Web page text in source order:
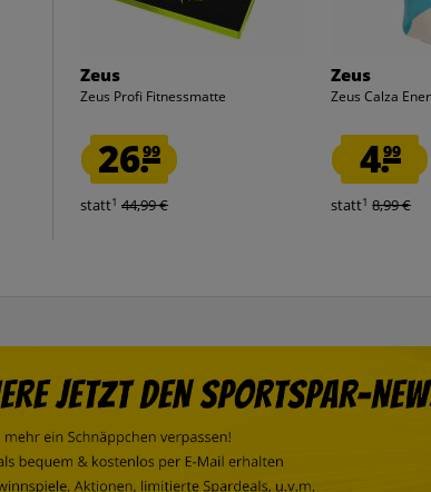
Zeus
Zeus Profi Fitnessmatte
26.99
statt1 44,99 €
Zeus
Zeus Calza
4.99
statt1 8,99 €